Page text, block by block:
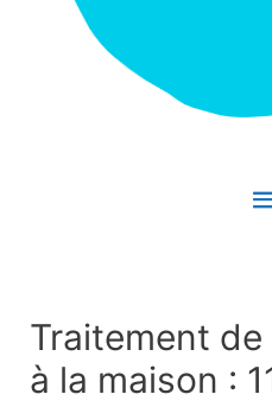
Traitement
à la maison :